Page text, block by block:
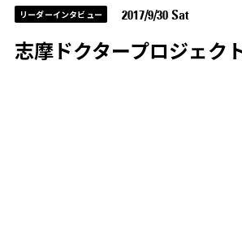
リーダーインタビュー 2017/9/30 Sat
志摩ドクタープロジェク